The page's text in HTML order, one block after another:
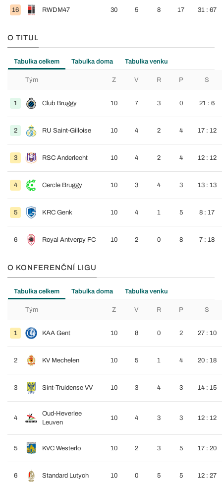
16 RWDM47 30 5 8 17 31 : 67
O TITUL
Tabulka celkem Tabulka doma Tabulka venku
Tým Z V R P S
1 Club Bruggy 10 7 3 0 21 : 6
2 RU Saint-Gilloise 10 4 2 4 17 : 12
3 RSC Anderlecht 10 4 2 4 12 : 12
4 Cercle Bruggy 10 3 4 3 13 : 13
5 KRC Genk 10 4 1 5 8 : 17
6 Royal Antverpy FC 10 2 0 8 7 : 18
O KONFERENČNÍ LIGU
Tabulka celkem Tabulka doma Tabulka venku
Tým Z V R P S
1 KAA Gent 10 8 0 2 27 : 10
2 KV Mechelen 10 5 1 4 20 : 18
3 Sint-Truidense VV 10 3 4 3 14 : 15
4
Oud-Heverlee
Leuven
10 4 3 3 12 : 12
5 KVC Westerlo 10 2 3 5 17 : 20
6 Standard Lutych 10 0 5 5 12 : 27